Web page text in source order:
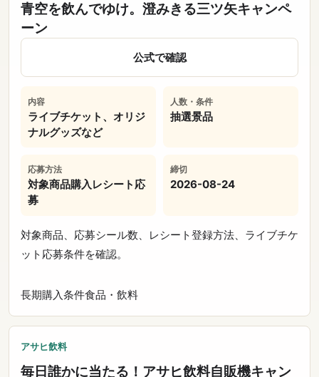
青空を飲んでゆけ。澄みきる三ツ矢キャンペ
ーン
公式で確認
内容
ライブチケット、オリジ
ナルグッズなど
人数・条件
抽選景品
応募方法
対象商品購入レシート応
募
締切
2026-08-24
対象商品、応募シール数、レシート登録方法、ライブチケ
ット応募条件を確認。
長期購入条件食品・飲料
アサヒ飲料
毎日誰かに当たる！アサヒ飲料自販機キャン